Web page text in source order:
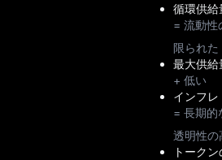
循環供給
= 流動性
限られた
最大供給
+ 低い
インフレ
= 長期的
透明性の
トーク